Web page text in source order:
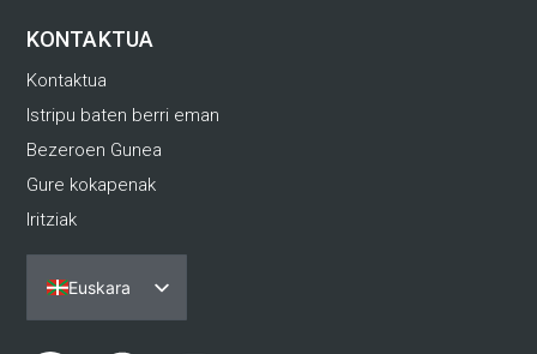
KONTAKTUA
Kontaktua
Istripu baten berri eman
Bezeroen Gunea
Gure kokapenak
Iritziak
Euskara
Español